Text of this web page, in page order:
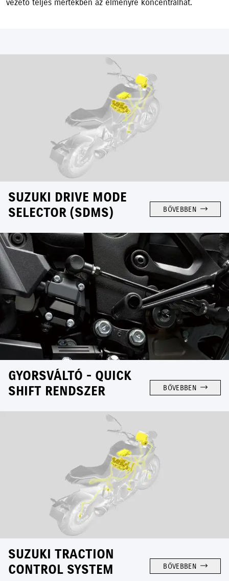
SUZUKI DRIVE MODE
SELECTOR (SDMS)
BŐVEBBEN
GYORSVÁLTÓ - QUICK
SHIFT RENDSZER
BŐVEBBEN
SUZUKI TRACTION
CONTROL SYSTEM
BŐVEBBEN